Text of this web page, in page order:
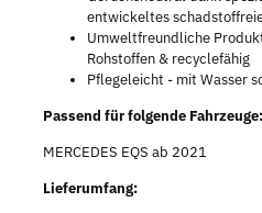
entwickeltes
Umweltfreundliche
Rohstoffen & recyclefähig
Pflegeleicht - mit Wasser
Passend für folgende Fahrzeuge:
MERCEDES EQS ab 2021
Lieferumfang: